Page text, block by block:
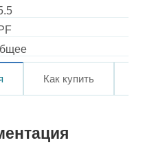
Как купить